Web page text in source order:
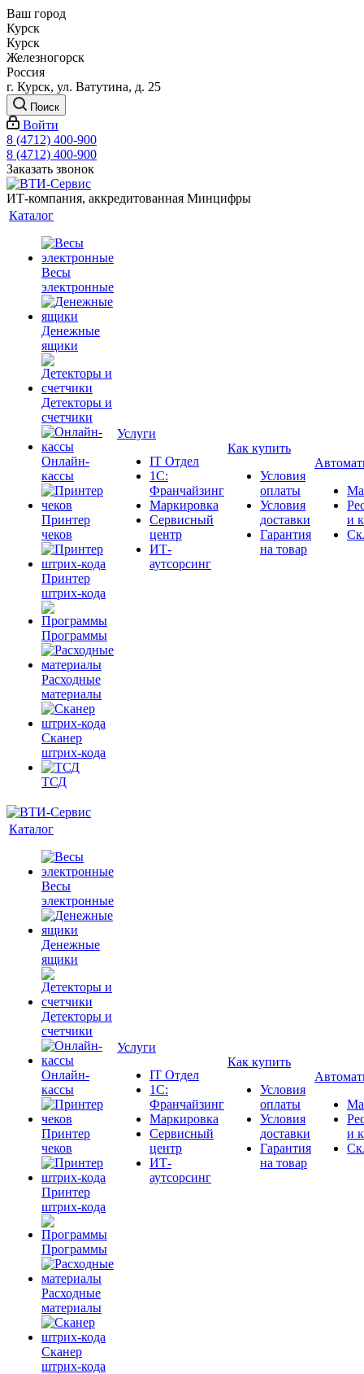
Ваш город
Курск
Курск
Железногорск
Россия
г. Курск, ул. Ватутина, д. 25
Поиск
Войти
8 (4712) 400-900
8 (4712) 400-900
Заказать звонок
ИТ-компания, аккредитованная Минцифры
Каталог
Весы
электронные
Денежные
ящики
Детекторы и
счетчики
Онлайн-
кассы
Принтер
чеков
Принтер
штрих-кода
Программы
Расходные
материалы
Сканер
штрих-кода
ТСД
Услуги
IT Отдел
1С:
Франчайзинг
Маркировка
Сервисный
центр
ИТ-
аутсорсинг
Как купить
Условия
оплаты
Условия
доставки
Гарантия
на товар
и
Каталог
Весы
электронные
Денежные
ящики
Детекторы и
счетчики
Онлайн-
кассы
Принтер
чеков
Принтер
штрих-кода
Программы
Расходные
материалы
Сканер
штрих-кода
Услуги
IT Отдел
1С:
Франчайзинг
Маркировка
Сервисный
центр
ИТ-
аутсорсинг
Как купить
Условия
оплаты
Условия
доставки
Гарантия
на товар
и